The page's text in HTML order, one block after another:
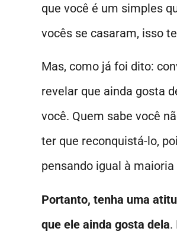
que você é um simples
vocês se casaram, isso
Mas, como já foi dito:
revelar que ainda gosta
você. Quem sabe você
ter que reconquistá-lo,
pensando igual à
Portanto, tenha uma
que ele ainda gosta dela.